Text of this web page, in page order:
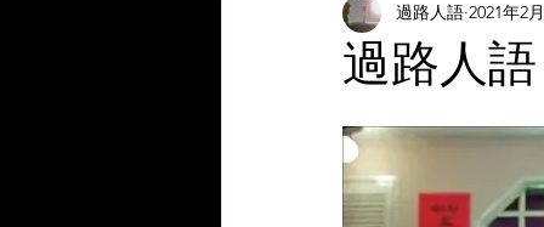
Delightcantopop 悅•與•歌
過路人
過路人語 2021年2